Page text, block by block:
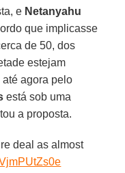
e Netanyahu
que implicasse
de 50, dos
estejam
até agora pelo
está sob uma
a proposta.
deal as almost